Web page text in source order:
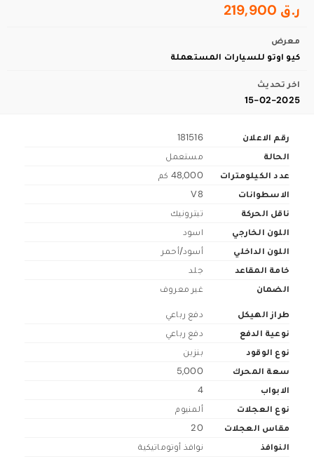
ر.ق 219,900
معرض
كيو اوتو للسيارات المستعملة
اخر تحديث
15-02-2025
رقم الاعلان
181516
الحالة
مستعمل
عدد الكيلومترات
48,000 كم
الاسطوانات
V8
ناقل الحركة
تبترونيك
اللون الخارجي
اسود
اللون الداخلي
أسود/أحمر
خامة المقاعد
جلد
الضمان
غير معروف
طراز الهيكل
دفع رباعي
نوعية الدفع
دفع رباعي
نوع الوقود
بنزين
سعة المحرك
5,000
الابواب
4
نوع العجلات
ألمنيوم
مقاس العجلات
20
النوافذ
نوافذ أوتوماتيكية